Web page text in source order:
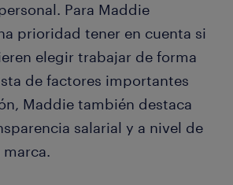
Para Maddie
prioridad tener en cuenta si
elegir trabajar de forma
de factores importantes
Maddie también destaca
salarial y a nivel de